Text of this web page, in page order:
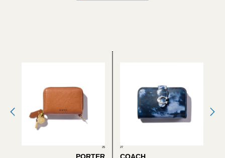
25 27